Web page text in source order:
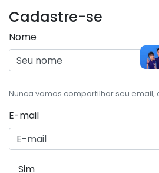
Cadastre-se
Nome
Nunca vamos compartilhar seu email,
E-mail
Sim